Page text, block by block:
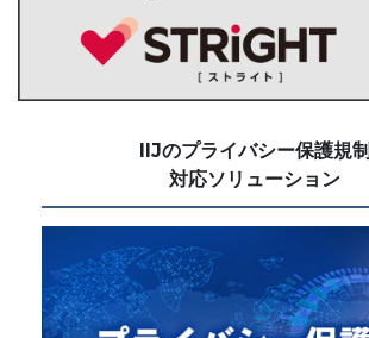
IIJのプライバシー保護規制
対応ソリューション